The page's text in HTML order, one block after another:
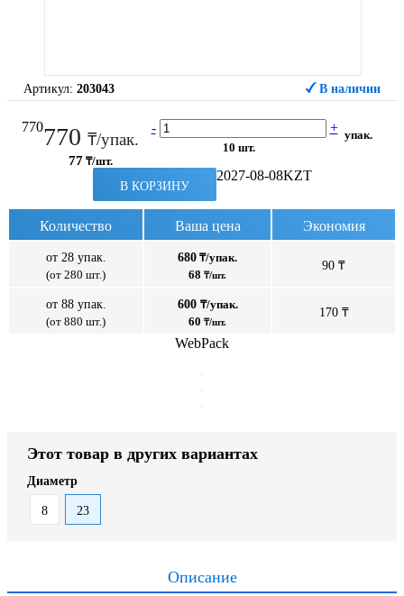
Артикул: 203043 В наличии
770770 ₸/упак.
77 ₸/шт.
- +
10 шт.
упак.
В КОРЗИНУ
2027-08-08KZT
Количество Ваша цена Экономия
от 28 упак.
(от 280 шт.)
680 ₸/упак.
68 ₸/шт.
90 ₸
от 88 упак.
(от 880 шт.)
600 ₸/упак.
60 ₸/шт.
170 ₸
WebPack
Этот товар в других вариантах
Диаметр
8 23
Описание